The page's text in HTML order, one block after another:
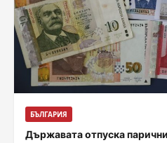
БЪЛГАРИЯ
Държавата отпуска